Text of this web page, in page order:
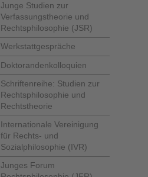
Junge Studien zur
Verfassungstheorie und
Rechtsphilosophie (JSR)
Werkstattgespräche
Doktorandenkolloquien
Schriftenreihe: Studien zur
Rechtsphilosophie und
Rechtstheorie
Internationale Vereinigung
für Rechts- und
Sozialphilosophie (IVR)
Junges Forum